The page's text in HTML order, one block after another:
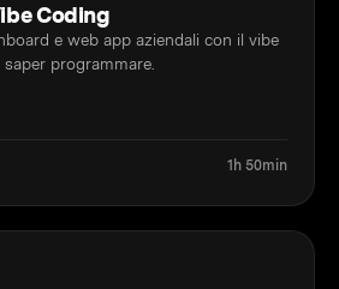
Coding
e web app aziendali con il vibe
programmare.
1h 50min